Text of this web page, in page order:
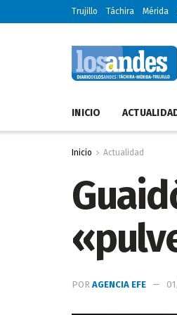
Trujillo Táchira Mérida
INICIO
Inicio Actualidad
POR AGENCIA EFE